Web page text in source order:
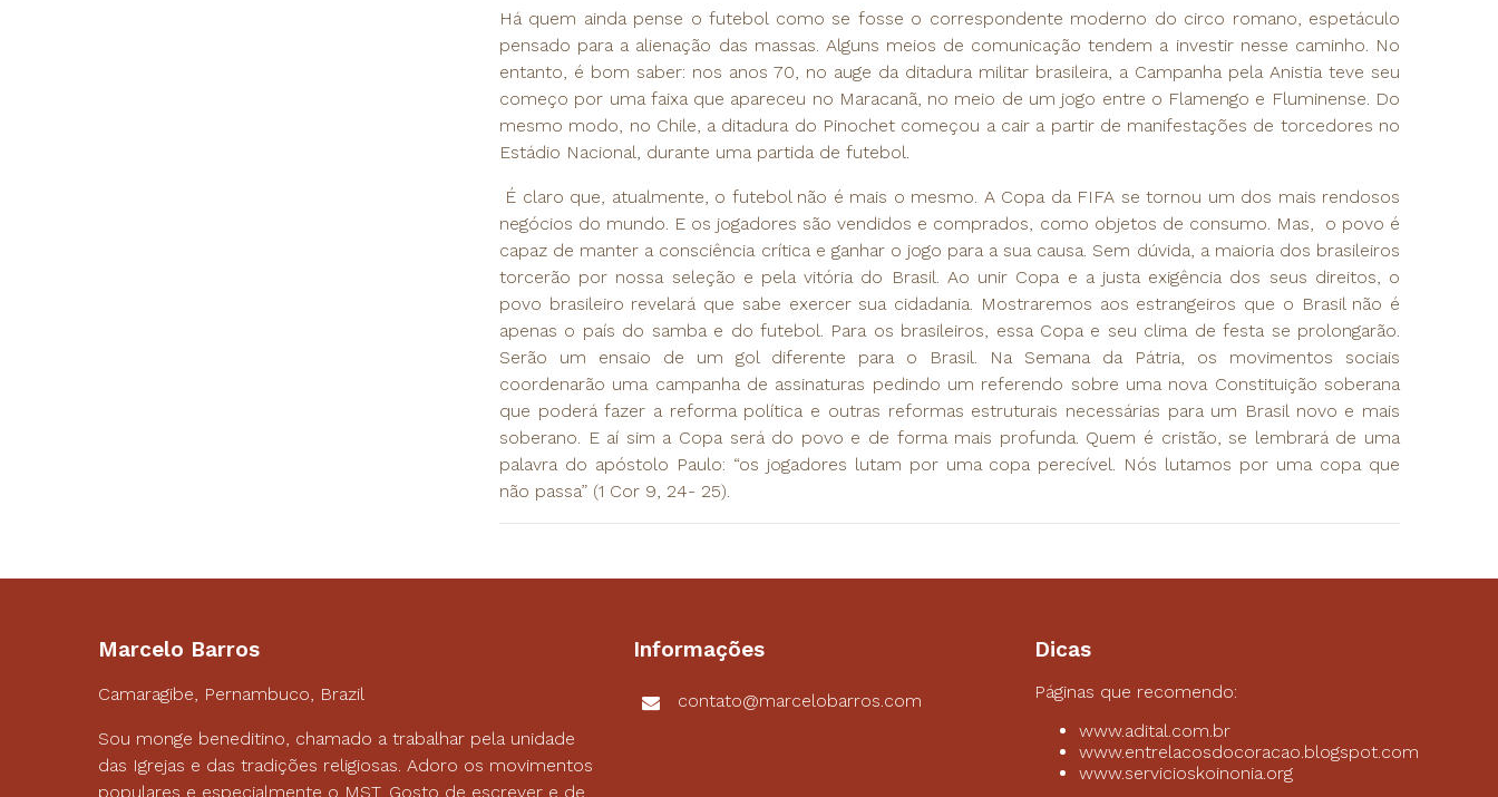
Há quem ainda pense o futebol como se fosse o correspondente moderno do circo romano, espetáculo
pensado para a alienação das massas. Alguns meios de comunicação tendem a investir nesse caminho. No
entanto, é bom saber: nos anos 70, no auge da ditadura militar brasileira, a Campanha pela Anistia teve seu
começo por uma faixa que apareceu no Maracanã, no meio de um jogo entre o Flamengo e Fluminense. Do
mesmo modo, no Chile, a ditadura do Pinochet começou a cair a partir de manifestações de torcedores no
Estádio Nacional, durante uma partida de futebol.
É claro que, atualmente, o futebol não é mais o mesmo. A Copa da FIFA se tornou um dos mais rendosos
negócios do mundo. E os jogadores são vendidos e comprados, como objetos de consumo. Mas, o povo é
capaz de manter a consciência crítica e ganhar o jogo para a sua causa. Sem dúvida, a maioria dos brasileiros
torcerão por nossa seleção e pela vitória do Brasil. Ao unir Copa e a justa exigência dos seus direitos, o
povo brasileiro revelará que sabe exercer sua cidadania. Mostraremos aos estrangeiros que o Brasil não é
apenas o país do samba e do futebol. Para os brasileiros, essa Copa e seu clima de festa se prolongarão.
Serão um ensaio de um gol diferente para o Brasil. Na Semana da Pátria, os movimentos sociais
coordenarão uma campanha de assinaturas pedindo um referendo sobre uma nova Constituição soberana
que poderá fazer a reforma política e outras reformas estruturais necessárias para um Brasil novo e mais
soberano. E aí sim a Copa será do povo e de forma mais profunda. Quem é cristão, se lembrará de uma
palavra do apóstolo Paulo: “os jogadores lutam por uma copa perecível. Nós lutamos por uma copa que
não passa” (1 Cor 9, 24- 25).
Marcelo Barros
Camaragibe, Pernambuco, Brazil
Sou monge beneditino, chamado a trabalhar pela unidade
das Igrejas e das tradições religiosas. Adoro os movimentos
populares e especialmente o MST. Gosto de escrever e de
Informações
contato@marcelobarros.com
Dicas
Páginas que recomendo:
www.adital.com.br
www.entrelacosdocoracao.blogspot.com
www.servicioskoinonia.org